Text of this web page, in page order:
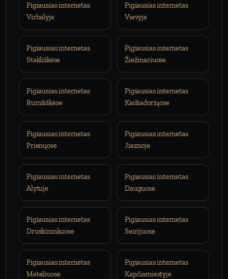
Pigiausias internetas
Virbalyje
Pigiausias internetas
Vievyje
Pigiausias internetas
Stakliškėse
Pigiausias internetas
Žiežmariuose
Pigiausias internetas
Rumšiškėse
Pigiausias internetas
Kaišiadoriųose
Pigiausias internetas
Prienųose
Pigiausias internetas
Jieznoje
Pigiausias internetas
Alytuje
Pigiausias internetas
Dauguose
Pigiausias internetas
Druskininkuose
Pigiausias internetas
Seirijuose
Pigiausias internetas
Meteliuose
Pigiausias internetas
Kapčiamiestyje